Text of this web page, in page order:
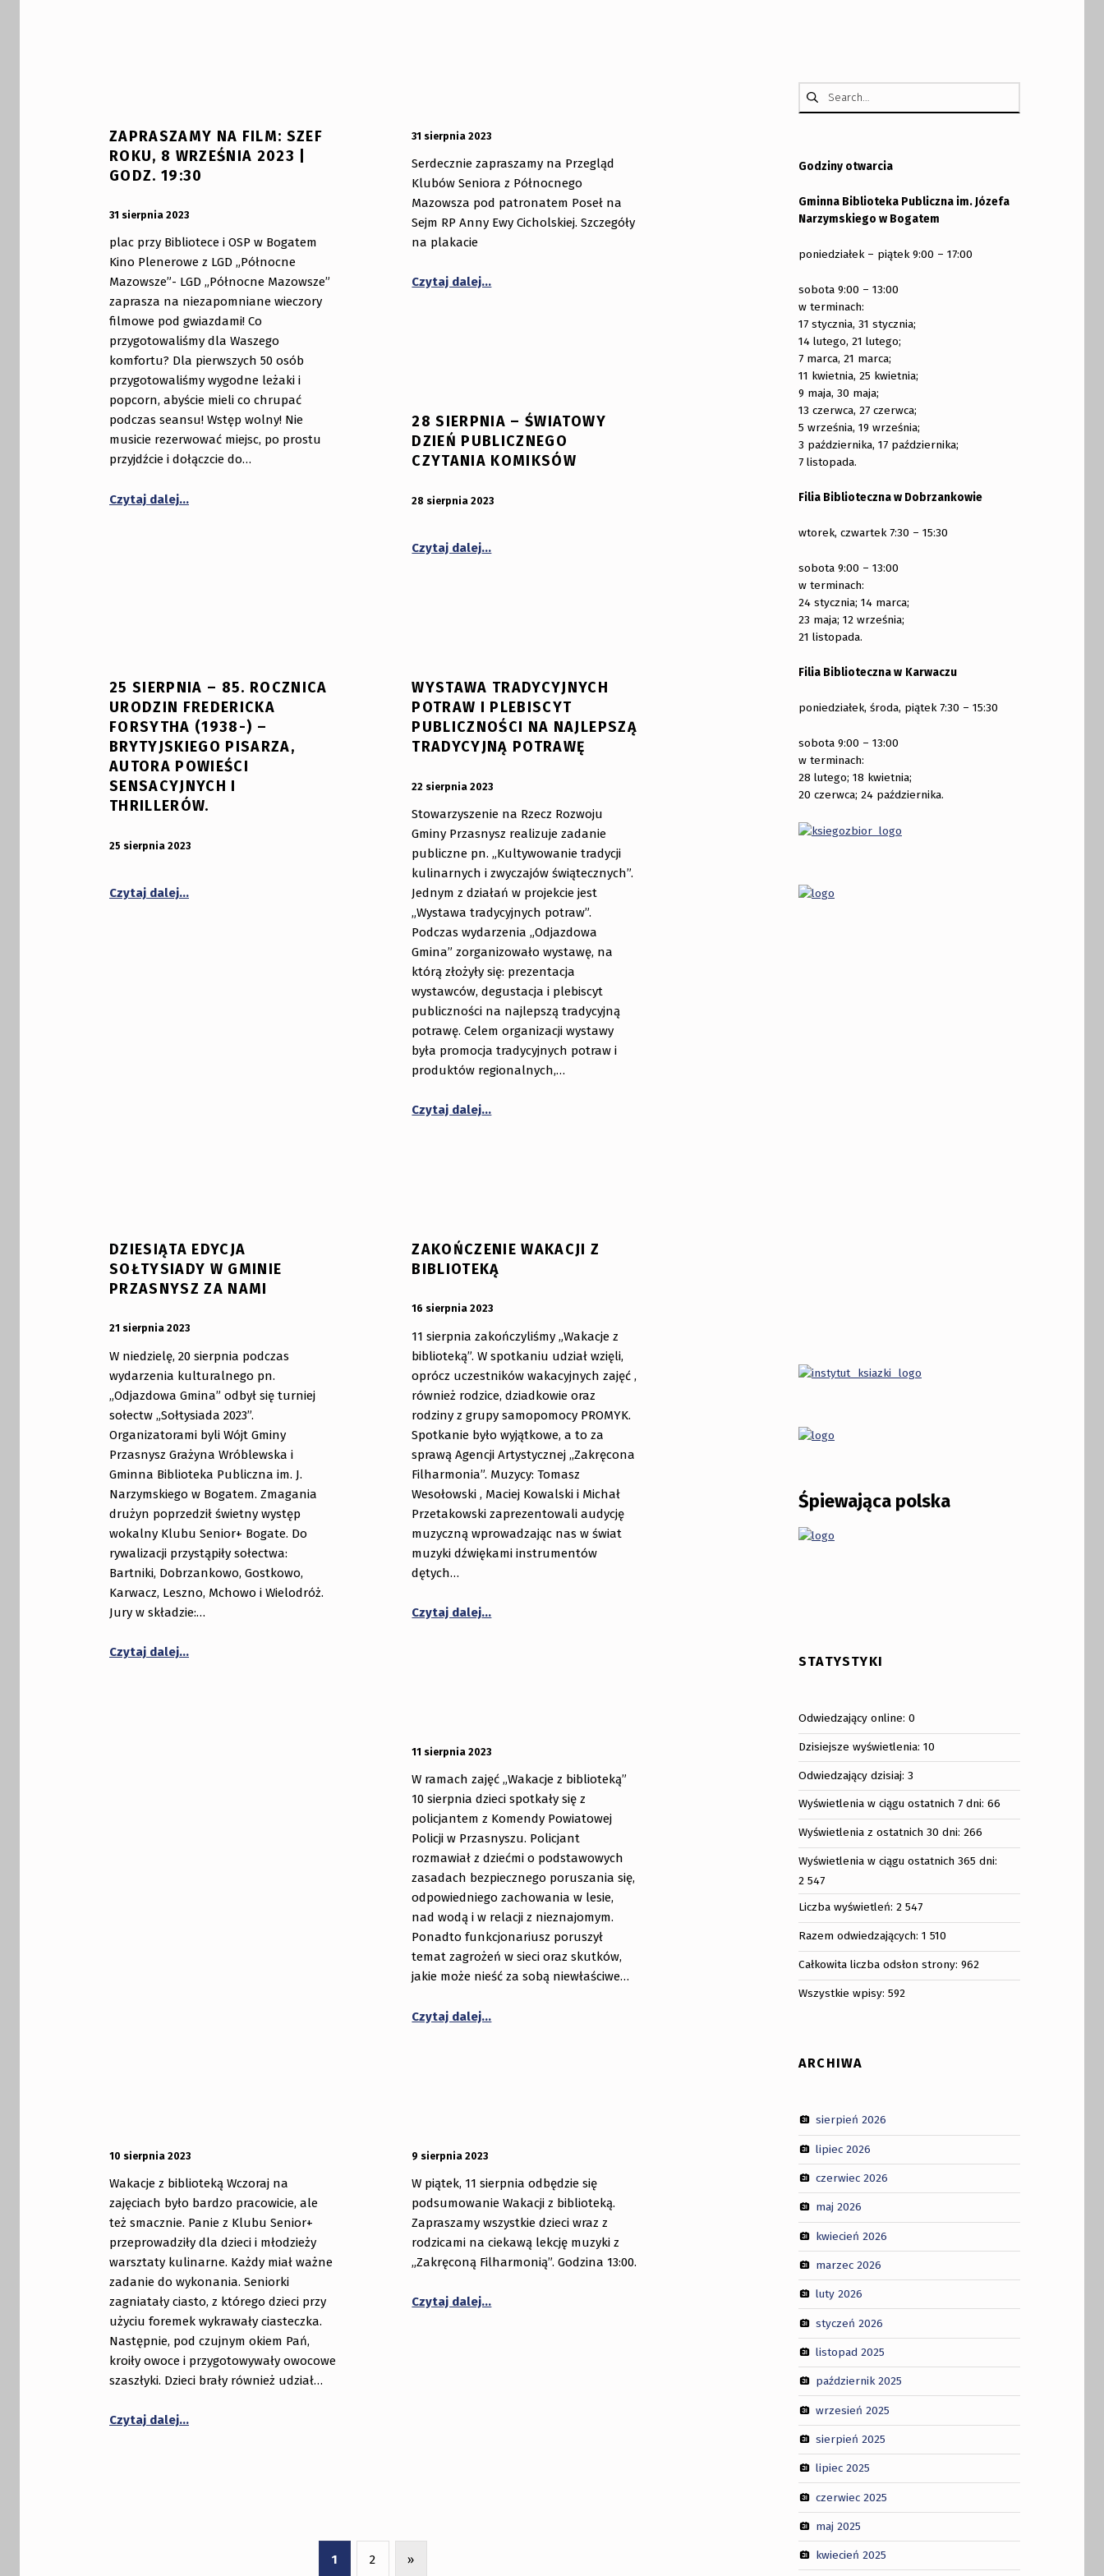
ZAPRASZAMY NA FILM: SZEF
ROKU, 8 WRZEŚNIA 2023 |
GODZ. 19:30
31 sierpnia 2023
plac przy Bibliotece i OSP w Bogatem
Kino Plenerowe z LGD „Północne
Mazowsze”- LGD „Północne Mazowsze”
zaprasza na niezapomniane wieczory
filmowe pod gwiazdami! Co
przygotowaliśmy dla Waszego
komfortu? Dla pierwszych 50 osób
przygotowaliśmy wygodne leżaki i
popcorn, abyście mieli co chrupać
podczas seansu! Wstęp wolny! Nie
musicie rezerwować miejsc, po prostu
przyjdźcie i dołączcie do…
Czytaj dalej…
31 sierpnia 2023
Serdecznie zapraszamy na Przegląd
Klubów Seniora z Północnego
Mazowsza pod patronatem Poseł na
Sejm RP Anny Ewy Cicholskiej. Szczegóły
na plakacie
Czytaj dalej…
28 SIERPNIA – ŚWIATOWY
DZIEŃ PUBLICZNEGO
CZYTANIA KOMIKSÓW
28 sierpnia 2023
Czytaj dalej
“28 sierpnia – Światowy Dzień Publicznego Czytania Komiksów”
…
25 SIERPNIA – 85. ROCZNICA
URODZIN FREDERICKA
FORSYTHA (1938-) –
BRYTYJSKIEGO PISARZA,
AUTORA POWIEŚCI
SENSACYJNYCH I
THRILLERÓW.
25 sierpnia 2023
Czytaj dalej
“25 sierpnia – 85. rocznica urodzin Fredericka Forsytha (1938-) – brytyjskiego pisarza, autora powieści sensacyjnych i thrillerów.”
…
WYSTAWA TRADYCYJNYCH
POTRAW I PLEBISCYT
PUBLICZNOŚCI NA NAJLEPSZĄ
TRADYCYJNĄ POTRAWĘ
22 sierpnia 2023
Stowarzyszenie na Rzecz Rozwoju
Gminy Przasnysz realizuje zadanie
publiczne pn. „Kultywowanie tradycji
kulinarnych i zwyczajów świątecznych”.
Jednym z działań w projekcie jest
„Wystawa tradycyjnych potraw”.
Podczas wydarzenia „Odjazdowa
Gmina” zorganizowało wystawę, na
którą złożyły się: prezentacja
wystawców, degustacja i plebiscyt
publiczności na najlepszą tradycyjną
potrawę. Celem organizacji wystawy
była promocja tradycyjnych potraw i
produktów regionalnych,…
Czytaj dalej…
DZIESIĄTA EDYCJA
SOŁTYSIADY W GMINIE
PRZASNYSZ ZA NAMI
21 sierpnia 2023
W niedzielę, 20 sierpnia podczas
wydarzenia kulturalnego pn.
„Odjazdowa Gmina” odbył się turniej
sołectw „Sołtysiada 2023”.
Organizatorami byli Wójt Gminy
Przasnysz Grażyna Wróblewska i
Gminna Biblioteka Publiczna im. J.
Narzymskiego w Bogatem. Zmagania
drużyn poprzedził świetny występ
wokalny Klubu Senior+ Bogate. Do
rywalizacji przystąpiły sołectwa:
Bartniki, Dobrzankowo, Gostkowo,
Karwacz, Leszno, Mchowo i Wielodróż.
Jury w składzie:…
Czytaj dalej…
ZAKOŃCZENIE WAKACJI Z
BIBLIOTEKĄ
16 sierpnia 2023
11 sierpnia zakończyliśmy „Wakacje z
biblioteką”. W spotkaniu udział wzięli,
oprócz uczestników wakacyjnych zajęć ,
również rodzice, dziadkowie oraz
rodziny z grupy samopomocy PROMYK.
Spotkanie było wyjątkowe, a to za
sprawą Agencji Artystycznej ,,Zakręcona
Filharmonia”. Muzycy: Tomasz
Wesołowski , Maciej Kowalski i Michał
Przetakowski zaprezentowali audycję
muzyczną wprowadzając nas w świat
muzyki dźwiękami instrumentów
dętych…
Czytaj dalej…
11 sierpnia 2023
W ramach zajęć „Wakacje z biblioteką”
10 sierpnia dzieci spotkały się z
policjantem z Komendy Powiatowej
Policji w Przasnyszu. Policjant
rozmawiał z dziećmi o podstawowych
zasadach bezpiecznego poruszania się,
odpowiedniego zachowania w lesie,
nad wodą i w relacji z nieznajomym.
Ponadto funkcjonariusz poruszył
temat zagrożeń w sieci oraz skutków,
jakie może nieść za sobą niewłaściwe…
Czytaj dalej…
10 sierpnia 2023
Wakacje z biblioteką Wczoraj na
zajęciach było bardzo pracowicie, ale
też smacznie. Panie z Klubu Senior+
przeprowadziły dla dzieci i młodzieży
warsztaty kulinarne. Każdy miał ważne
zadanie do wykonania. Seniorki
zagniatały ciasto, z którego dzieci przy
użyciu foremek wykrawały ciasteczka.
Następnie, pod czujnym okiem Pań,
kroiły owoce i przygotowywały owocowe
szaszłyki. Dzieci brały również udział…
Czytaj dalej…
9 sierpnia 2023
W piątek, 11 sierpnia odbędzie się
podsumowanie Wakacji z biblioteką.
Zapraszamy wszystkie dzieci wraz z
rodzicami na ciekawą lekcję muzyki z
„Zakręconą Filharmonią”. Godzina 13:00.
Czytaj dalej…
1 2 Next page
»
Szukaj:
Godziny otwarcia
Gminna Biblioteka Publiczna im. Józefa
Narzymskiego w Bogatem
poniedziałek – piątek 9:00 – 17:00
sobota 9:00 – 13:00
w terminach:
17 stycznia, 31 stycznia;
14 lutego, 21 lutego;
7 marca, 21 marca;
11 kwietnia, 25 kwietnia;
9 maja, 30 maja;
13 czerwca, 27 czerwca;
5 września, 19 września;
3 października, 17 października;
7 listopada.
Filia Biblioteczna w Dobrzankowie
wtorek, czwartek 7:30 – 15:30
sobota 9:00 – 13:00
w terminach:
24 stycznia; 14 marca;
23 maja; 12 września;
21 listopada.
Filia Biblioteczna w Karwaczu
poniedziałek, środa, piątek 7:30 – 15:30
sobota 9:00 – 13:00
w terminach:
28 lutego; 18 kwietnia;
20 czerwca; 24 października.
Śpiewająca polska
STATYSTYKI
Odwiedzający online: 0
Dzisiejsze wyświetlenia: 10
Odwiedzający dzisiaj: 3
Wyświetlenia w ciągu ostatnich 7 dni: 66
Wyświetlenia z ostatnich 30 dni: 266
Wyświetlenia w ciągu ostatnich 365 dni:
2 547
Liczba wyświetleń: 2 547
Razem odwiedzających: 1 510
Całkowita liczba odsłon strony: 962
Wszystkie wpisy: 592
ARCHIWA
sierpień 2026
lipiec 2026
czerwiec 2026
maj 2026
kwiecień 2026
marzec 2026
luty 2026
styczeń 2026
listopad 2025
październik 2025
wrzesień 2025
sierpień 2025
lipiec 2025
czerwiec 2025
maj 2025
kwiecień 2025